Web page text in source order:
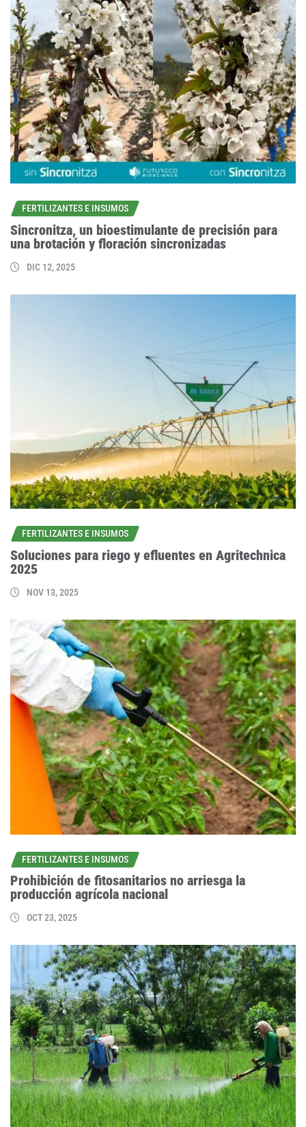
FERTILIZANTES E INSUMOS
Sincronitza, un bioestimulante de precisión para
una brotación y floración sincronizadas
DIC 12, 2025
FERTILIZANTES E INSUMOS
Soluciones para riego y efluentes en Agritechnica
2025
NOV 13, 2025
FERTILIZANTES E INSUMOS
Prohibición de fitosanitarios no arriesga la
producción agrícola nacional
OCT 23, 2025